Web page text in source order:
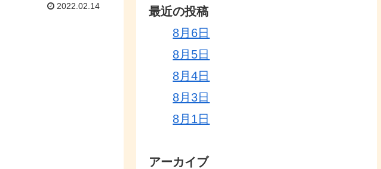
2022.02.14
最近の投稿
8月6日
8月5日
8月4日
8月3日
8月1日
アーカイブ